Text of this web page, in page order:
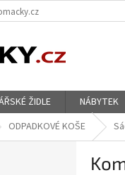
ŽIDLE NÁBYTEK
ODPADKOVÉ KOŠE